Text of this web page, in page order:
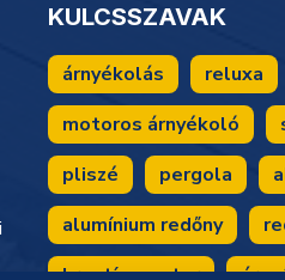
KULCSSZAVAK
árnyékolás reluxa
motoros árnyékoló
pliszé
pergola
alumínium redőny